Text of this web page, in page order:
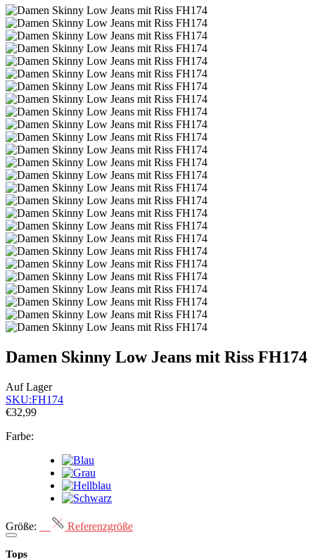
Damen Skinny Low Jeans mit Riss FH174
Auf Lager
SKU:FH174
€32,99
Farbe:
Größe: Referenzgröße
Tops